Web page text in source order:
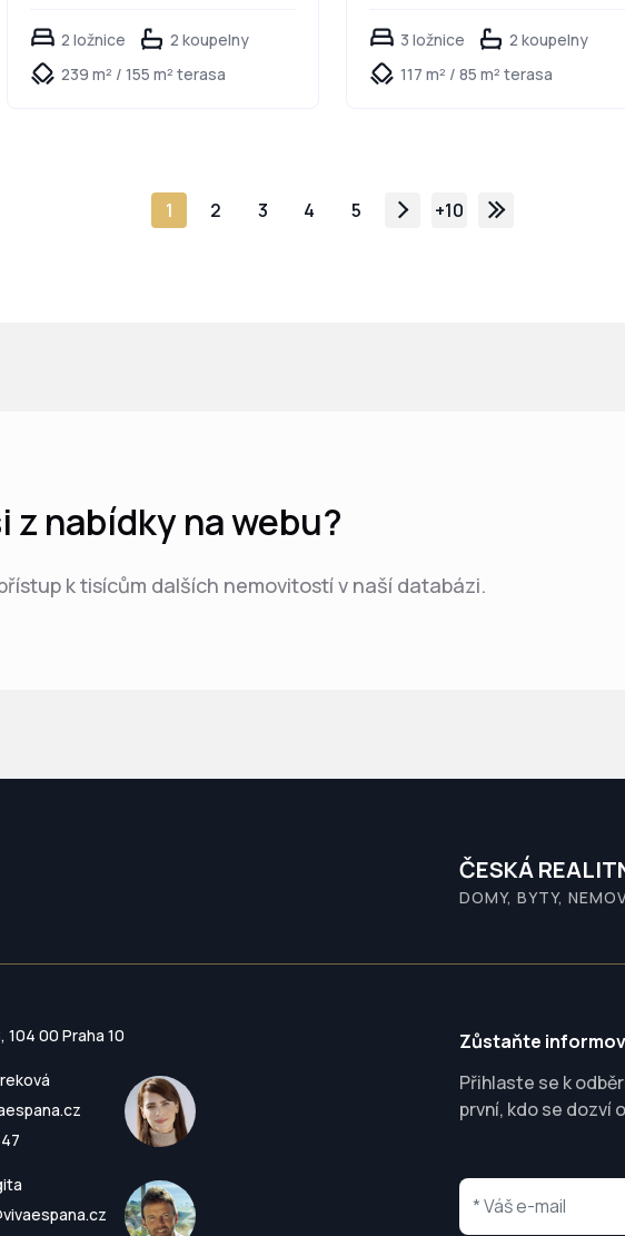
2 ložnice
2 koupelny
239 m² / 155 m² terasa
3 ložnice
2 koupelny
117 m² / 85 m² terasa
1 2 3 4 5 +10
z nabídky na webu?
k tisícům dalších nemovitostí v naší databázi.
ČESKÁ
DOMY, BYTY,
104 00 Praha 10
Zůstaňte
Přihlaste se k
první, kdo se dozví